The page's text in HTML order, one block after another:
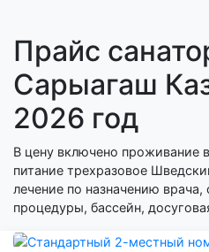
Прайс
Сарыагаш
2026 год
В цену включено проживание
питание трехразовое
лечение по назначению
процедуры, бассейн,